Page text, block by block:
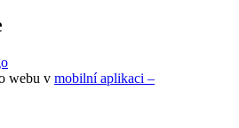
webu v mobilní aplikaci –